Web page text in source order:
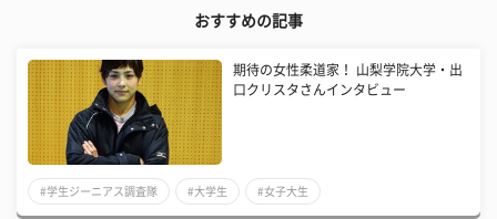
おすすめの記事
期待の女性柔道家！ 山梨学院大学・出
口クリスタさんインタビュー
#学生ジーニアス調査隊 #大学生 #女子大生